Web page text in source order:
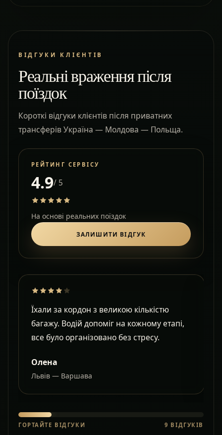
ВІДГУКИ КЛІЄНТІВ
Реальні враження після
поїздок
Короткі відгуки клієнтів після приватних
трансферів Україна — Молдова — Польща.
РЕЙТИНГ СЕРВІСУ
4.9/ 5
На основі реальних поїздок
ЗАЛИШИТИ ВІДГУК
Їхали за кордон з великою кількістю
багажу. Водій допоміг на кожному етапі,
все було організовано без стресу.
Олена
Львів — Варшава
ГОРТАЙТЕ ВІДГУКИ 9 ВІДГУКІВ